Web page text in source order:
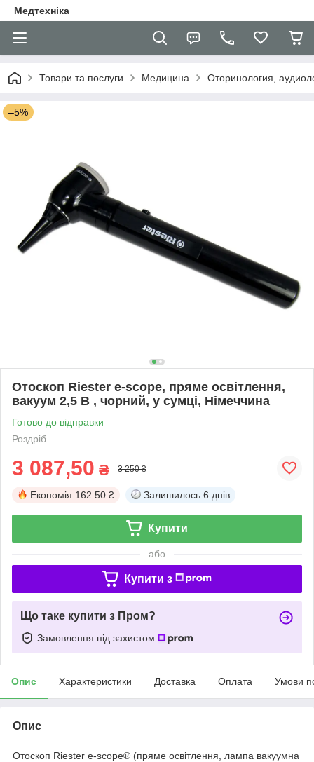
Медтехніка
Товари та послуги Медицина Оторинология,
–5%
Отоскоп Riester e-scope, пряме освітлення,
вакуум 2,5 B , чорний, у сумці, Німеччина
Готово до відправки
Роздріб
3 087,50 ₴ 3 250 ₴
Економія 162.50 ₴ Залишилось 6 днів
Купити
або
Купити з
Що таке купити з Пром?
Замовлення під захистом
Опис Характеристики Доставка Оплата Умови
Опис
Отоскоп Riester e-scope® (пряме освітлення, лампа вакуумна